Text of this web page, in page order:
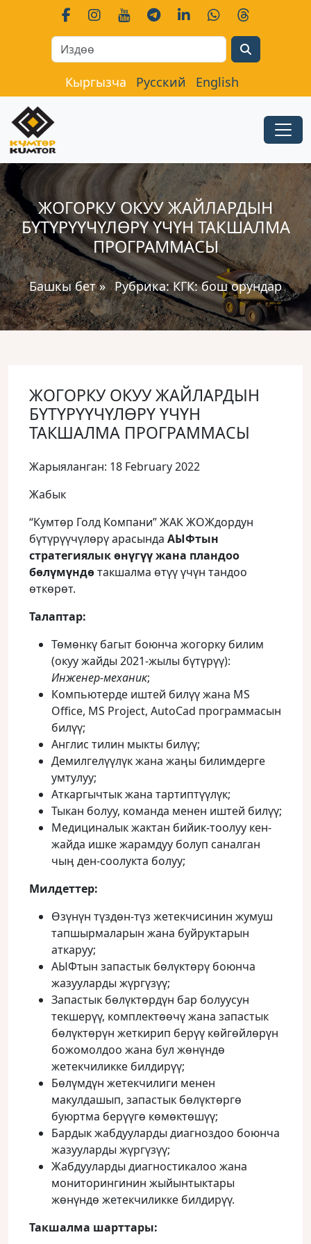
Кыргызча Русский English
ЖОГОРКУ ОКУУ ЖАЙЛАРДЫН
БҮТҮРҮҮЧҮЛӨРҮ ҮЧҮН ТАКШАЛМА
ПРОГРАММАСЫ
Башкы бет» Рубрика:КГК: бош орундар
ЖОГОРКУ ОКУУ ЖАЙЛАРДЫН
БҮТҮРҮҮЧҮЛӨРҮ ҮЧҮН
ТАКШАЛМА ПРОГРАММАСЫ
Жарыяланган: 18 February 2022
Жабык
“Кумтөр Голд Компани” ЖАК ЖОЖдордун
бүтүрүүчүлөрү арасында АЫФтын
стратегиялык өнүгүү жана пландоо
бөлүмүндөтакшалма өтүү үчүн тандоо
өткөрөт.
Талаптар:
Төмөнкү багыт боюнча жогорку билим
(окуу жайды 2021-жылы бүтүрүү):
Инженер-механик;
Компьютерде иштей билүү жана MS
Office, MS Project, AutoCad программасын
билүү;
Англис тилин мыкты билүү;
Демилгелүүлүк жана жаӊы билимдерге
умтулуу;
Аткаргычтык жана тартиптүүлүк;
Тыкан болуу, команда менен иштей билүү;
Медициналык жактан бийик-тоолуу кен-
жайда ишке жарамдуу болуп саналган
чыӊ ден-соолукта болуу;
Милдеттер:
Өзүнүн түздөн-түз жетекчисинин жумуш
тапшырмаларын жана буйруктарын
аткаруу;
АЫФтын запастык бөлүктөрү боюнча
жазууларды жүргүзүү;
Запастык бөлүктөрдүн бар болуусун
текшерүү, комплектөөчү жана запастык
бөлүктөрүн жеткирип берүү көйгөйлөрүн
божомолдоо жана бул жөнүндө
жетекчиликке билдирүү;
Бөлүмдүн жетекчилиги менен
макулдашып, запастык бөлүктөргө
буюртма берүүгө көмөктөшүү;
Бардык жабдууларды диагноздоо боюнча
жазууларды жүргүзүү;
Жабдууларды диагностикалоо жана
мониторингинин жыйынтыктары
жөнүндө жетекчиликке билдирүү.
Такшалма шарттары: